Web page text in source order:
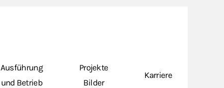
Ausführung
und Betrieb
Projekte
Bilder
Karriere